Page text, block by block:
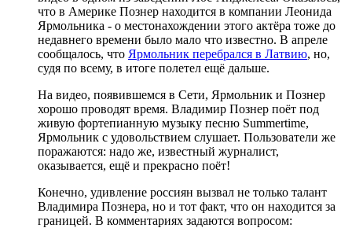
что в Америке Познер находится в компании Леонида
Ярмольника - о местонахождении этого актёра тоже до
недавнего времени было мало что известно. В апреле
сообщалось, что Ярмольник перебрался в Латвию, но,
судя по всему, в итоге полетел ещё дальше.
На видео, появившемся в Сети, Ярмольник и Познер
хорошо проводят время. Владимир Познер поёт под
живую фортепианную музыку песню Summertime,
Ярмольник с удовольствием слушает. Пользователи же
поражаются: надо же, известный журналист,
оказывается, ещё и прекрасно поёт!
Конечно, удивление россиян вызвал не только талант
Владимира Познера, но и тот факт, что он находится за
границей. В комментариях задаются вопросом: